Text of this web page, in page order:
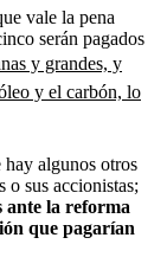
vale la pena
serán pagados
y grandes, y
y el carbón, lo
hay algunos otros
o sus accionistas;
ante la reforma
que pagarían